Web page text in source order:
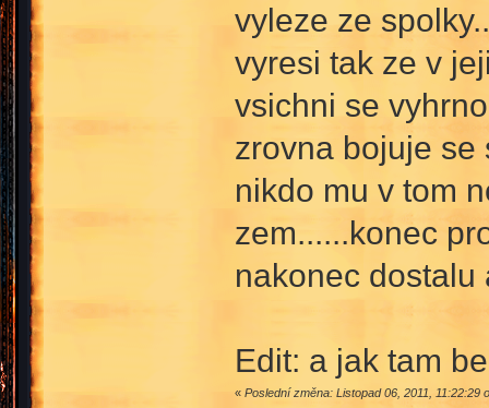
vyleze ze
vyresi tak ze v
vsichni se
zrovna bojuje se
nikdo mu v tom
zem......konec
nakonec dostalu
Edit: a jak tam
« Poslední změna: Listopad 06, 2011, 11:22:29